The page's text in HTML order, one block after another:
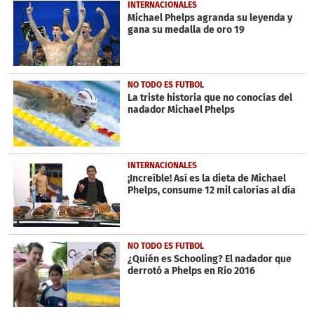
minutes,
27
seconds
INTERNACIONALES
Michael Phelps agranda su leyenda y
gana su medalla de oro 19
NO TODO ES FUTBOL
La triste historia que no conocías del
nadador Michael Phelps
INTERNACIONALES
¡Increíble! Así es la dieta de Michael
Phelps, consume 12 mil calorías al día
NO TODO ES FUTBOL
¿Quién es Schooling? El nadador que
derrotó a Phelps en Río 2016